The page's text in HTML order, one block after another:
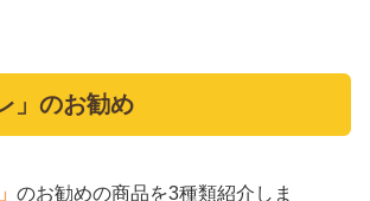
」のお勧め
のお勧めの商品を3種類紹介しま